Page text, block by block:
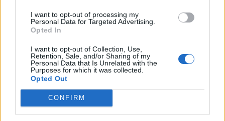
I want to opt-out of processing my
Personal Data for Targeted Advertising.
Opted In
I want to opt-out of Collection, Use,
Retention, Sale, and/or Sharing of my
Personal Data that Is Unrelated with the
Purposes for which it was collected.
Opted Out
CONFIRM
ERSTE LIGA
A Brassói Corona megnyomta az egyik
harmadot, ez elég volt az első diadalhoz